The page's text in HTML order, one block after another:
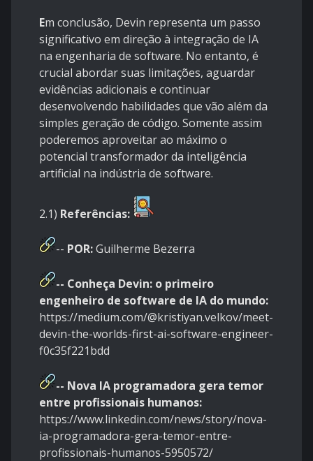
Em conclusão, Devin representa um passo
significativo em direção à integração de IA
na engenharia de software. No entanto, é
crucial abordar suas limitações, aguardar
evidências adicionais e continuar
desenvolvendo habilidades que vão além da
simples geração de código. Somente assim
poderemos aproveitar ao máximo o
potencial transformador da inteligência
artificial na indústria de software.
2.1) Referências:
-- POR:Guilherme Bezerra
-- Conheça Devin: o primeiro
engenheiro de software de IA do mundo:
https://medium.com/@kristiyan.velkov/meet-
devin-the-worlds-first-ai-software-engineer-
f0c35f221bdd
-- Nova IA programadora gera temor
entre profissionais humanos:
https://www.linkedin.com/news/story/nova-
ia-programadora-gera-temor-entre-
profissionais-humanos-5950572/